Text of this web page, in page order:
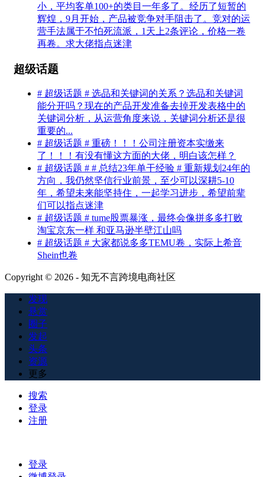
小，平均客单100+的类目一年多了。经历了短暂的
辉煌，9月开始，产品被竞争对手阻击了。竞对的运
营手法属于不怕死流派，1天上2条评论，价格一卷
再卷。求大佬指点迷津
超级话题
# 超级话题 # 选品和关键词的关系？选品和关键词
能分开吗？现在的产品开发准备去掉开发表格中的
关键词分析，从运营角度来说，关键词分析还是很
重要的...
# 超级话题 # 重磅！！！公司注册资本实缴来
了！！！有没有懂这方面的大佬，明白该怎样？
# 超级话题 # # 总结23年单干经验 # 重新规划24年的
方向，我仍然坚信行业前景，至少可以深耕5-10
年，希望未来能坚持住，一起学习进步，希望前辈
们可以指点迷津
# 超级话题 # tume股票暴涨，最终会像拼多多打败
淘宝京东一样 和亚马逊半壁江山吗
# 超级话题 # 大家都说多多TEMU卷，实际上希音
Shein也卷
Copyright © 2026 - 知无不言跨境电商社区
发现
悬赏
圈子
发起
头条
资源
更多
搜索
登录
注册
登录